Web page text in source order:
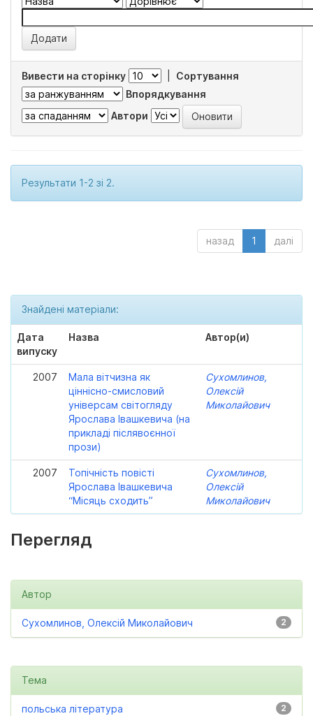
Вивести на сторінку
Сортування
Впорядкування
Автори
Результати 1-2 зі 2.
назад 1 далі
Знайдені матеріали:
Дата
випуску
Назва Автор(и)
2007
Мала вітчизна як
ціннісно-смисловий
універсам світогляду
Ярослава Івашкевича (на
прикладі післявоєнної
прози)
Сухомлинов,
Олексій
Миколайович
2007
Топічність повісті
Ярослава Івашкевича
“Місяць сходить”
Сухомлинов,
Олексій
Миколайович
Перегляд
Автор
2
Сухомлинов, Олексій Миколайович
Тема
2
польська література